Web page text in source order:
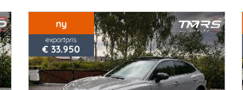
ny
exportpris
€ 33.950